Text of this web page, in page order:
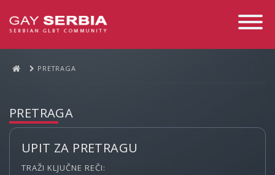
Toggle
PRETRAGA
PRETRAGA
UPIT ZA PRETRAGU
TRAŽI KLJUČNE REČI: